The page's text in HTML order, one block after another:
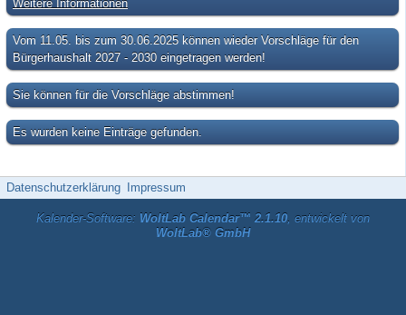
Weitere Informationen
Vom 11.05. bis zum 30.06.2025 können wieder Vorschläge für den
Bürgerhaushalt 2027 - 2030 eingetragen werden!
Sie können für die Vorschläge abstimmen!
Es wurden keine Einträge gefunden.
Datenschutzerklärung Impressum
Kalender-Software: WoltLab Calendar™ 2.1.10, entwickelt von
WoltLab® GmbH